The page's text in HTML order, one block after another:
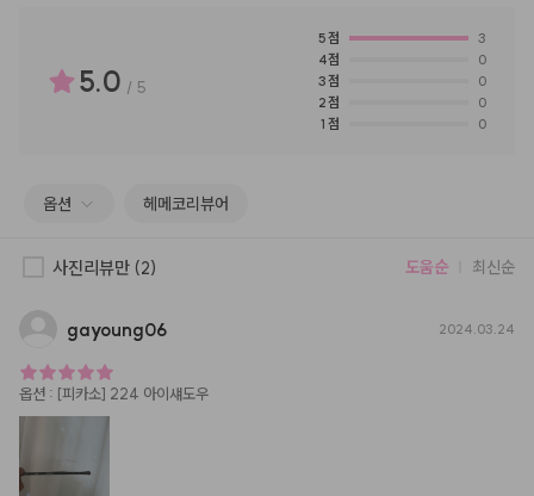
5.0 / 5
5점
3
4점
0
3점
0
2점
0
1 점 0
옵션 헤메코리뷰어
사진리뷰만 (2) 도움순 최신순
gayoung06 2024.03.24
옵션 : [피카소] 224 아이섀도우